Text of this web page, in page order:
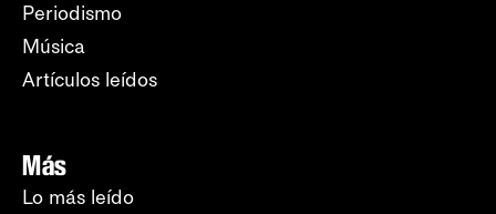
Periodismo
Música
Artículos leídos
Más
Lo más leído